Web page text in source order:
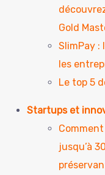
Gold
SlimPay :
les
Le top 5
Startups et
jusqu’à